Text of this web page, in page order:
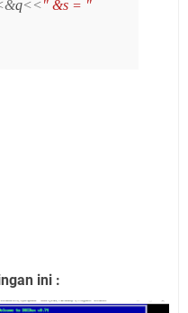
q<<" &s = "
ini :